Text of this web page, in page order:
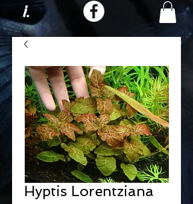
i.
Hyptis Lorentziana